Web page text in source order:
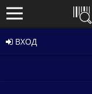
ВХОД